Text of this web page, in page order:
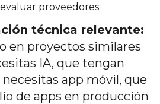
proveedores:
técnica relevante:
en proyectos similares
IA, que tengan
necesitas app móvil, que
de apps en producción